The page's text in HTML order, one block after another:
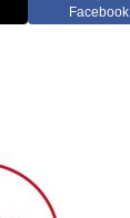
Facebook